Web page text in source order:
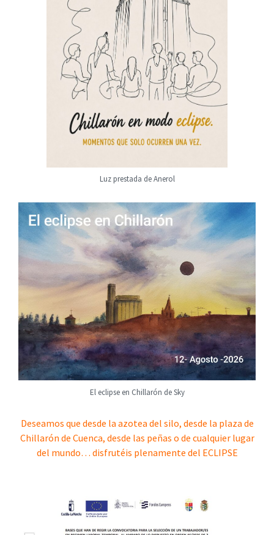
Luz prestada de Anerol
El eclipse en Chillarón de Sky
Deseamos que desde la azotea del silo, desde la plaza de
Chillarón de Cuenca, desde las peñas o de cualquier lugar
del mundo… disfrutéis plenamente del ECLIPSE